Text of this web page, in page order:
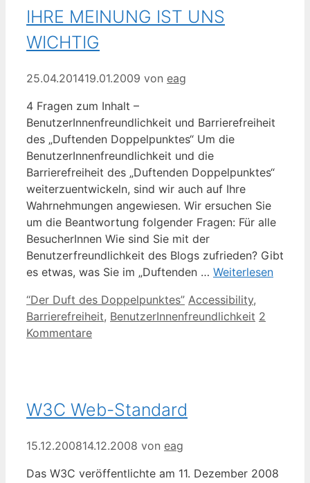
IHRE MEINUNG IST UNS
WICHTIG
25.04.201419.01.2009 von eag
4 Fragen zum Inhalt –
BenutzerInnenfreundlichkeit und Barrierefreiheit
des „Duftenden Doppelpunktes“ Um die
BenutzerInnenfreundlichkeit und die
Barrierefreiheit des „Duftenden Doppelpunktes“
weiterzuentwickeln, sind wir auch auf Ihre
Wahrnehmungen angewiesen. Wir ersuchen Sie
um die Beantwortung folgender Fragen: Für alle
BesucherInnen Wie sind Sie mit der
Benutzerfreundlichkeit des Blogs zufrieden? Gibt
es etwas, was Sie im „Duftenden … Weiterlesen
Kategorien
“Der Duft des Doppelpunktes” Schlagwörter
Accessibility,
Barrierefreiheit, BenutzerInnenfreundlichkeit 2
Kommentare
W3C Web-Standard
15.12.200814.12.2008 von eag
Das W3C veröffentlichte am 11. Dezember 2008